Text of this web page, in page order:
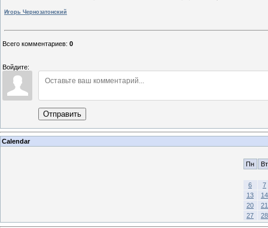
Игорь Чернозатонский
Всего комментариев: 0
Войдите:
Отправить
Calendar
Пн Вт
6
7
13
14
20
21
27
28